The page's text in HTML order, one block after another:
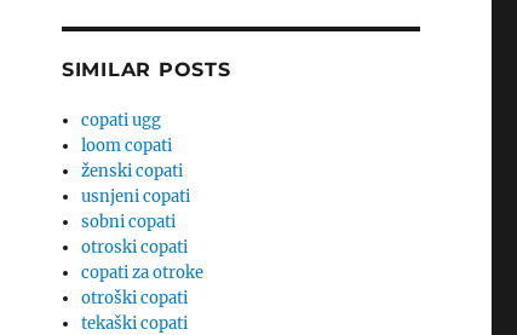
SIMILAR POSTS
copati ugg
loom copati
ženski copati
usnjeni copati
sobni copati
otroski copati
copati za otroke
otroški copati
tekaški copati